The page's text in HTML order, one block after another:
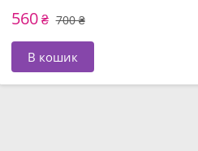
560₴ 700 ₴
В кошик